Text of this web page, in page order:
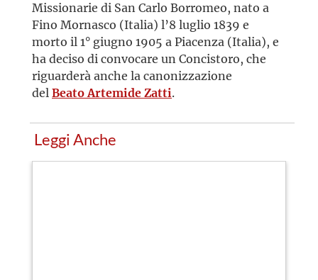
Missionarie di San Carlo Borromeo, nato a
Fino Mornasco (Italia) l’8 luglio 1839 e
morto il 1° giugno 1905 a Piacenza (Italia), e
ha deciso di convocare un Concistoro, che
riguarderà anche la canonizzazione
del Beato Artemide Zatti.
Leggi Anche